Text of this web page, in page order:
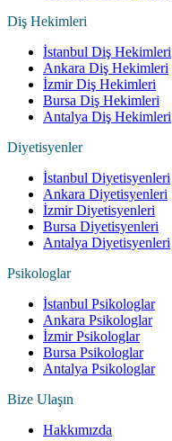
Diş Hekimleri
İstanbul Diş Hekimleri
Ankara Diş Hekimleri
İzmir Diş Hekimleri
Bursa Diş Hekimleri
Antalya Diş Hekimleri
Diyetisyenler
İstanbul Diyetisyenleri
Ankara Diyetisyenleri
İzmir Diyetisyenleri
Bursa Diyetisyenleri
Antalya Diyetisyenleri
Psikologlar
İstanbul Psikologlar
Ankara Psikologlar
İzmir Psikologlar
Bursa Psikologlar
Antalya Psikologlar
Bize Ulaşın
Hakkımızda